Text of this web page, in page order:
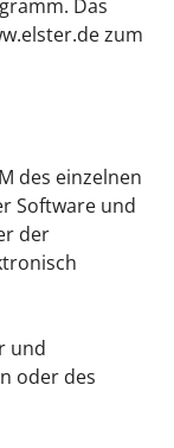
Das
zum
des einzelnen
Software und
der
und
oder des